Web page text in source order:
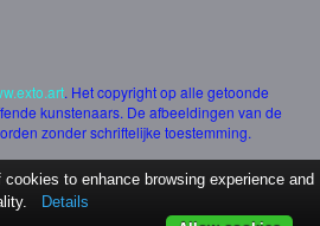
. Het copyright op alle getoonde
kunstenaars. De afbeeldingen van de
zonder schriftelijke toestemming.
to enhance browsing experience and
Details